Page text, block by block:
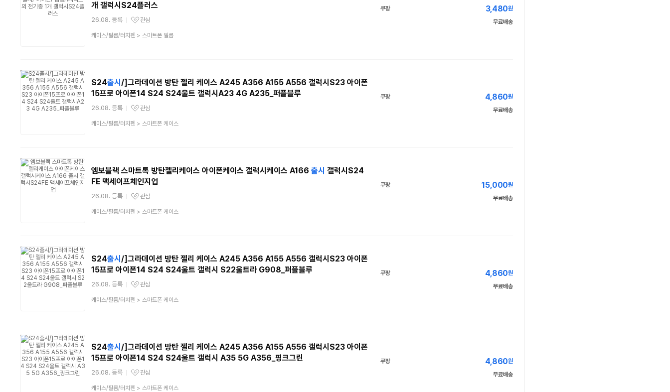
개 갤럭시S24플러스
26.08. 등록
관심상품
관심
상
케이스/필름/터치펜> 스마트폰 필름
쿠팡 3,480원
무료배송
S24출시 /]그라데이션 방탄 젤리 케이스 A245 A356 A155 A556 갤럭시S23 아이폰
15프로 아이폰14 S24 S24울트 갤럭시A23 4G A235_퍼플블루
26.08. 등록
관심상품
관심
상
케이스/필름/터치펜> 스마트폰 케이스
쿠팡 4,860원
무료배송
엠보블랙 스마트톡 방탄젤리케이스 아이폰케이스 갤럭시케이스 A166 출시 갤럭시S24
FE 맥세이프체인지업
26.08. 등록
관심상품
관심
상
케이스/필름/터치펜> 스마트폰 케이스
쿠팡 15,000원
무료배송
S24출시 /]그라데이션 방탄 젤리 케이스 A245 A356 A155 A556 갤럭시S23 아이폰
15프로 아이폰14 S24 S24울트 갤럭시 S22울트라 G908_퍼플블루
26.08. 등록
관심상품
관심
상
케이스/필름/터치펜> 스마트폰 케이스
쿠팡 4,860원
무료배송
S24출시 /]그라데이션 방탄 젤리 케이스 A245 A356 A155 A556 갤럭시S23 아이폰
15프로 아이폰14 S24 S24울트 갤럭시 A35 5G A356_핑크그린
26.08. 등록
관심상품
관심
상
케이스/필름/터치펜> 스마트폰 케이스
쿠팡 4,860원
무료배송